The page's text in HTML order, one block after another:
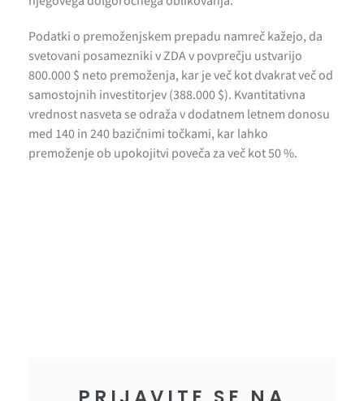
Podatki o premoženjskem prepadu namreč kažejo, da
svetovani posamezniki v ZDA v povprečju ustvarijo
800.000 $ neto premoženja, kar je več kot dvakrat več od
samostojnih investitorjev (388.000 $). Kvantitativna
vrednost nasveta se odraža v dodatnem letnem donosu
med 140 in 240 bazičnimi točkami, kar lahko
premoženje ob upokojitvi poveča za več kot 50 %.